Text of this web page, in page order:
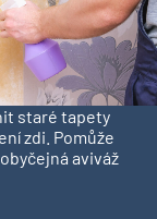
staré tapety
zdi. Pomůže
aviváž